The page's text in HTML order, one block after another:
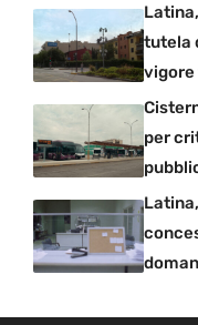
tutela
vigore
per